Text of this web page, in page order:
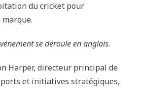
du cricket pour
marque.
se déroule en anglais.
Harper, directeur principal de
et initiatives stratégiques,